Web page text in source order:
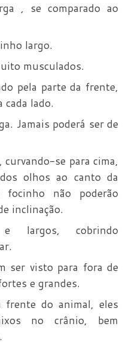
, se comparado ao
largo.
musculados.
pela parte da frente,
cada lado.
Jamais poderá ser de
se para cima,
olhos ao canto da
não poderão
inclinação.
largos, cobrindo
ser visto para fora de
e grandes.
frente do animal, eles
no crânio, bem